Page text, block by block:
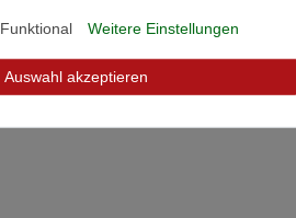
Funktional Weitere Einstellungen
Auswahl akzeptieren